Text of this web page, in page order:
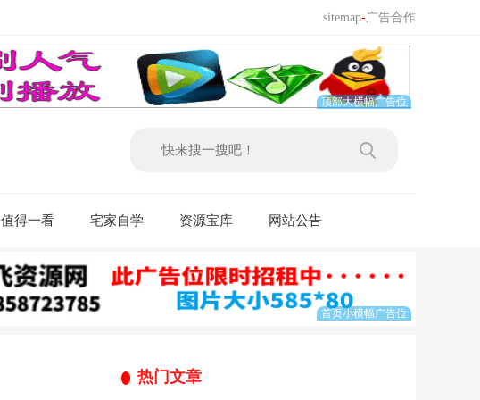
sitemap-广告合作
值得一看 宅家自学 资源宝库 网站公告
热门文章